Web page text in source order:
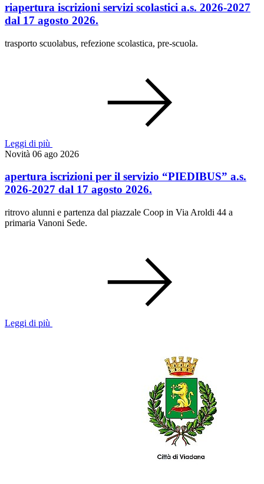
riapertura iscrizioni servizi scolastici a.s. 2026-2027
dal 17 agosto 2026.
trasporto scuolabus, refezione scolastica, pre-scuola.
Leggi di più
Novità 06 ago 2026
apertura iscrizioni per il servizio “PIEDIBUS” a.s.
2026-2027 dal 17 agosto 2026.
ritrovo alunni e partenza dal piazzale Coop in Via Aroldi 44 a
primaria Vanoni Sede.
Leggi di più